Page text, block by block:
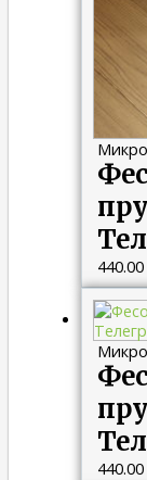
440.00
440.00